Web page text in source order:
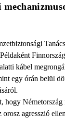
kábel
egy órán belül
hogy Németország
orosz agresszió